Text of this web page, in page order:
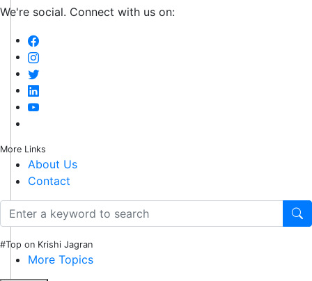
We're social. Connect with us on:
More Links
About Us
Contact
#Top on Krishi Jagran
More Topics